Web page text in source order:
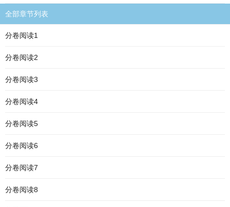
全部章节列表
分卷阅读1
分卷阅读2
分卷阅读3
分卷阅读4
分卷阅读5
分卷阅读6
分卷阅读7
分卷阅读8